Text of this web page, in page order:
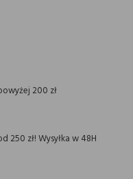
200 zł
250 zł! Wysyłka w 48H